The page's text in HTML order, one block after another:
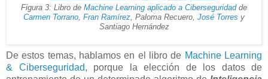
Figura 3: Libro de Machine Learning aplicado a Ciberseguridadde
Carmen Torrano Fran Ramírez , Paloma Recuero, José Torres y
Santiago Hernández
De estos temas, hablamos en el libro de Machine Learning
& Ciberseguridad, porque la elección de los datos de